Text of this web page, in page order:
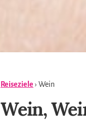
Reiseziele › Wein
Wein,